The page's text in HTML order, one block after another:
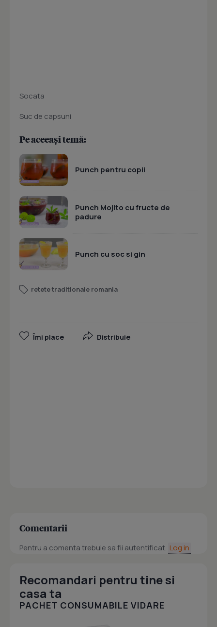
Socata
Suc de capsuni
Pe aceeași temă:
Punch pentru copii
Punch Mojito cu fructe de
padure
Punch cu soc si gin
retete traditionale romania
Îmi place Distribuie
Comentarii
Pentru a comenta trebuie sa fii autentificat. Log in
Recomandari pentru tine si
casa ta
PACHET CONSUMABILE VIDARE